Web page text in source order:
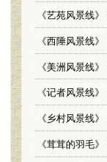
《艺苑风景线》
《西陲风景线》
《美洲风景线》
《记者风景线》
《乡村风景线》
《茸茸的羽毛》